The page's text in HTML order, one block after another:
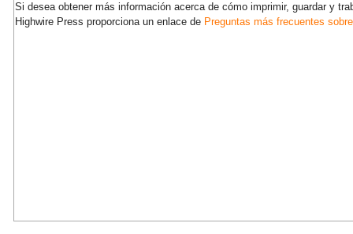
Si desea obtener más información acerca de cómo imprimir, guardar y
Highwire Press proporciona un enlace de Preguntas más frecuentes